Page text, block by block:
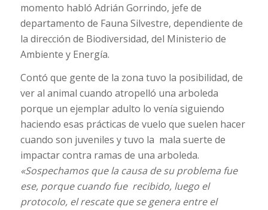
momento habló Adrián Gorrindo, jefe de
departamento de Fauna Silvestre, dependiente de
la dirección de Biodiversidad, del Ministerio de
Ambiente y Energía.
Contó que gente de la zona tuvo la posibilidad, de
ver al animal cuando atropelló una arboleda
porque un ejemplar adulto lo venía siguiendo
haciendo esas prácticas de vuelo que suelen hacer
cuando son juveniles y tuvo la mala suerte de
impactar contra ramas de una arboleda.
«Sospechamos que la causa de su problema fue
ese, porque cuando fue recibido, luego el
protocolo, el rescate que se genera entre el